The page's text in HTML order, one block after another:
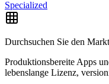
Specialized
Durchsuchen Sie den
Produktionsbereite Apps
lebenslange Lizenz,